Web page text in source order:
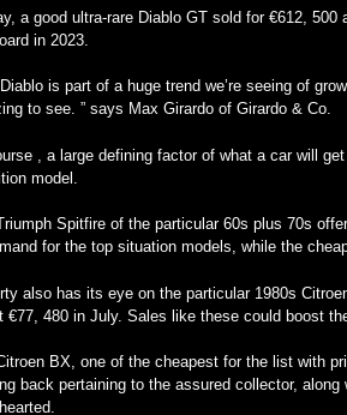
a good ultra-rare Diablo GT sold for €612,
in 2023.
Diablo is part of a huge trend we’re seeing of
to see. ” says Max GirardoofGirardo & Co.
, a large defining factor of what a car will
model.
Spitfire of the particular 60s plus 70s
for the top situation models, while the
also has its eye on the particular 1980s
€77, 480 in July. Sales like these could boost
BX, one of the cheapest for the list with
back pertaining to the assured collector,